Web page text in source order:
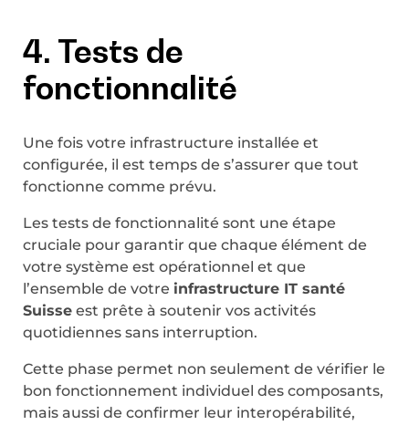
4. Tests de
fonctionnalité
Une fois votre infrastructure installée et
configurée, il est temps de s’assurer que tout
fonctionne comme prévu.
Les tests de fonctionnalité sont une étape
cruciale pour garantir que chaque élément de
votre système est opérationnel et que
l’ensemble de votre infrastructure IT santé
Suisse est prête à soutenir vos activités
quotidiennes sans interruption.
Cette phase permet non seulement de vérifier le
bon fonctionnement individuel des composants,
mais aussi de confirmer leur interopérabilité,